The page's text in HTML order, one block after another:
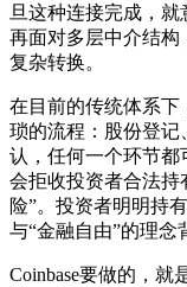
旦这种连接完成，
再面对多层中介结构
复杂转换。
在目前的传统体系下
琐的流程：股份登记
认，任何一个环节都
会拒收投资者合法持
险”。投资者明明持
与“金融自由”的理念
Coinbase要做的，就